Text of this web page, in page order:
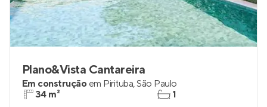
Plano&Vista Cantareira
Em construção em Pirituba,São Paulo
34 m²
1